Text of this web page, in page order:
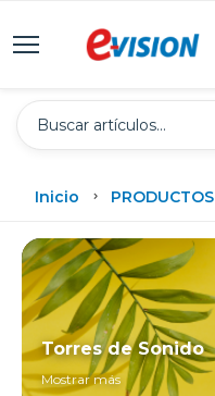
Inicio PRODUCTOS
Torres de Sonido
Mostrar más